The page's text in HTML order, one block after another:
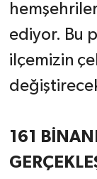
ediyor. Bu
ilçemizin
161